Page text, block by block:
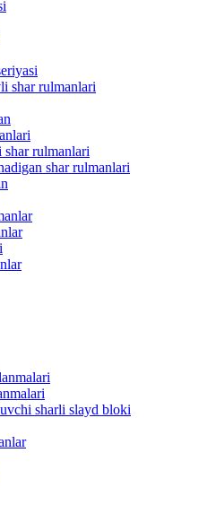
shar rulmanlari
rulmanlari
shar rulmanlari
sharli slayd bloki